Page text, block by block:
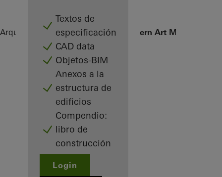
Textos de
especificación
CAD data
Objetos-BIM
Anexos a la
estructura de
edificios
Compendio:
libro de
construcción
Login
Arquitectos ReferenciasIstanbul Modern Art Museum